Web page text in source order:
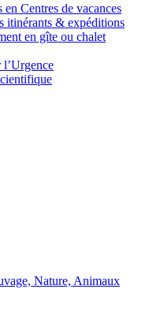
en Centres de vacances
itinérants & expéditions
en gîte ou chalet
l’Urgence
Nature, Animaux